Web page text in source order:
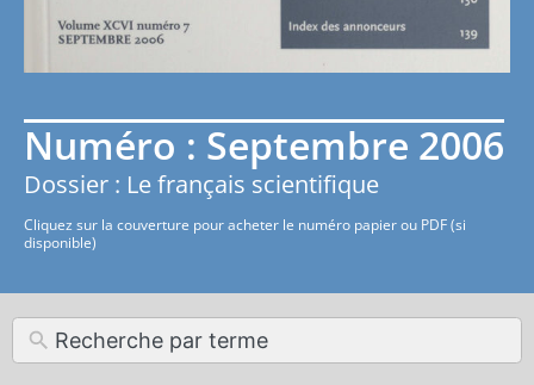
Numéro : Septembre 2006
Dossier : Le français scientifique
Cliquez sur la couverture pour acheter le numéro papier ou PDF (si
disponible)